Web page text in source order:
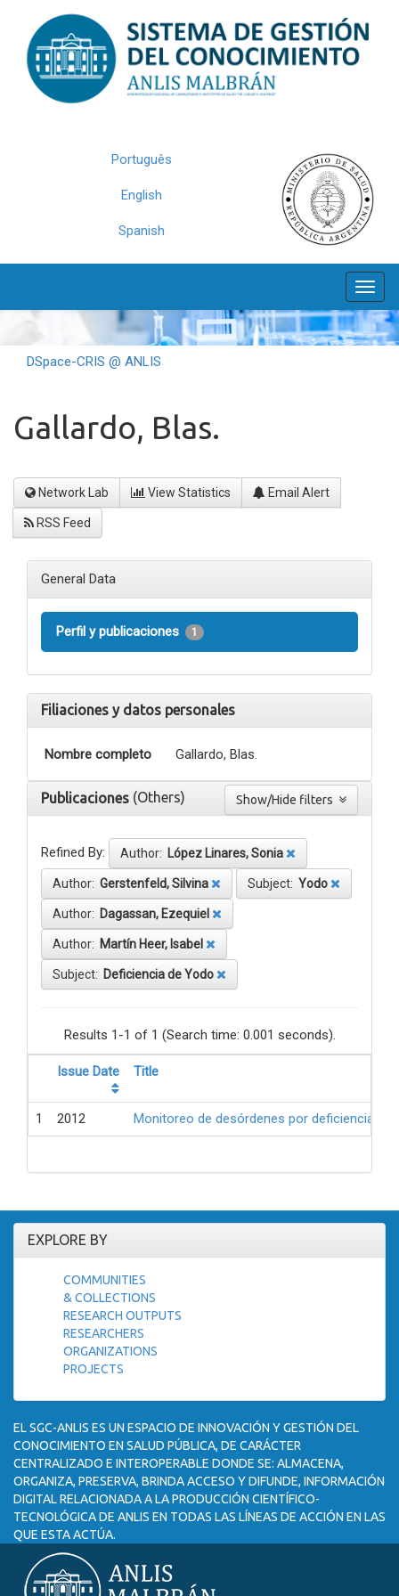
navigation
Português
English
Spanish
DSpace-CRIS @ ANLIS
Gallardo, Blas.
Network Lab View Statistics Email Alert
RSS Feed
General Data
Perfil y publicaciones 1
Filiaciones y datos personales
Nombre completo Gallardo, Blas.
Publicaciones (Others)
Refined By: Author: López Linares, Sonia
Author: Gerstenfeld, Silvina Subject: Yodo
Author: Dagassan, Ezequiel
Author: Martín Heer, Isabel
Subject: Deficiencia de Yodo
Results 1-1 of 1 (Search time: 0.001 seconds).
Issue Date Title
1 2012 Monitoreo de desórdenes por deficiencia
EXPLORE BY
COMMUNITIES
& COLLECTIONS
RESEARCH OUTPUTS
RESEARCHERS
ORGANIZATIONS
PROJECTS
EL SGC-ANLIS ES UN ESPACIO DE INNOVACIÓN Y GESTIÓN DEL
CONOCIMIENTO EN SALUD PÚBLICA, DE CARÁCTER
CENTRALIZADO E INTEROPERABLE DONDE SE: ALMACENA,
ORGANIZA, PRESERVA, BRINDA ACCESO Y DIFUNDE, INFORMACIÓN
DIGITAL RELACIONADA A LA PRODUCCIÓN CIENTÍFICO-
TECNOLÓGICA DE ANLIS EN TODAS LAS LÍNEAS DE ACCIÓN EN LAS
QUE ESTA ACTÚA.